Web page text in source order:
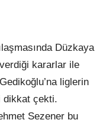
Düzkaya
kararlar ile
liglerin
dikkat çekti.
Sezener bu